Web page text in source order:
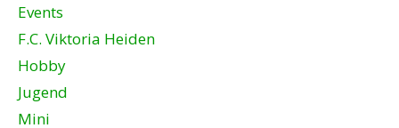
Events
F.C. Viktoria Heiden
Hobby
Jugend
Mini